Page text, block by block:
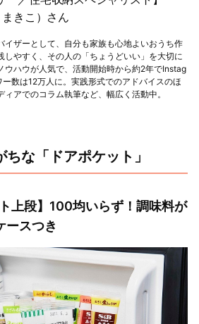
きこ）さん
イザーとして、自分も家族も心地よいおうち作
しやすく、その人の「ちょうどいい」を大切に
ウハウが人気で、活動開始時から約2年でInstag
ー数は12万人に。実践形式でのアドバイスのほ
ィアでのコラム執筆など、幅広く活動中。
な「ドアポケット」
上段】100均いらず！調味料が
ースつき